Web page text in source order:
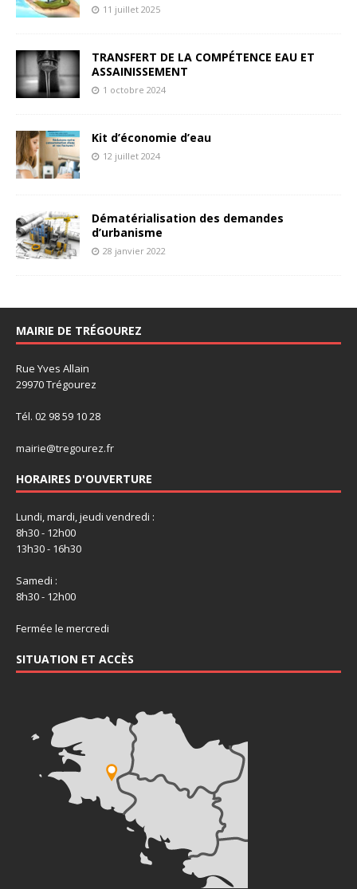
11 juillet 2025
TRANSFERT DE LA COMPÉTENCE EAU ET
ASSAINISSEMENT
1 octobre 2024
Kit d’économie d’eau
12 juillet 2024
Dématérialisation des demandes
d’urbanisme
28 janvier 2022
MAIRIE DE TRÉGOUREZ
Rue Yves Allain
29970 Trégourez
Tél. 02 98 59 10 28
mairie@tregourez.fr
HORAIRES D'OUVERTURE
Lundi, mardi, jeudi vendredi :
8h30 - 12h00
13h30 - 16h30
Samedi :
8h30 - 12h00
Fermée le mercredi
SITUATION ET ACCÈS